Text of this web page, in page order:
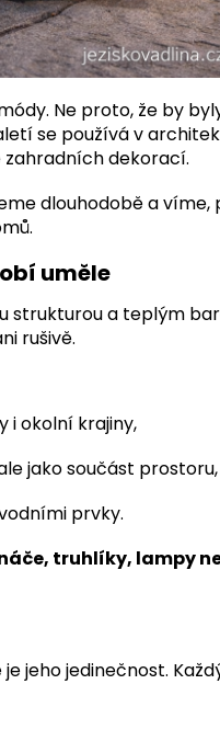
Ne proto, že by
se používá v
zahradních dekorací.
dlouhodobě a víme,
uměle
strukturou a teplým
rušivě.
i okolní krajiny,
jako součást prostoru,
prvky.
truhlíky, lampy
jeho jedinečnost.